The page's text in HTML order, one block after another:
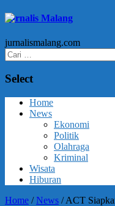
Jurnalis Malang
jurnalismalang.com
Cari
untuk:
Select
Home
News
Ekonomi
Politik
Olahraga
Kriminal
Wisata
Hiburan
Home /News /ACT